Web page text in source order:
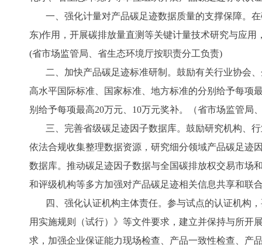
一、强化计量对产品碳足迹数据质量的支撑保障。
东)作用，开展碳排放量直测等关键计量技术研究与应
(省市场监管局、省生态环境厅按职责分工负责)
二、加快产品碳足迹标准研制。鼓励有关行业协会
高水平国际标准、国家标准、地方标准的分别给予每项
别给予每项最高20万元、10万元奖补。（省市场监管局
三、完善省级碳足迹因子数据库。鼓励研究机构、
依法合规收集整理数据资源，研究细分领域产品碳足迹
数据库。推动碳足迹因子数据与全国碳排放权交易市场
和评级机构等多方加强对产品碳足迹相关信息共享和联
四、强化认证机构主体责任。参与试点的认证机构
用实施规则（试行）》等文件要求，建立并保持与所开
求，加强企业保证能力现场检查、产品一致性检查、产